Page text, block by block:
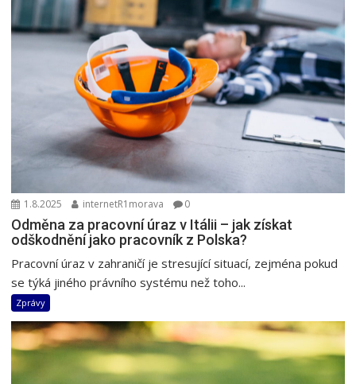
1.8.2025 internetR1morava 0
Odměna za pracovní úraz v Itálii – jak získat
odškodnění jako pracovník z Polska?
Pracovní úraz v zahraničí je stresující situací, zejména pokud
se týká jiného právního systému než toho...
Zprávy